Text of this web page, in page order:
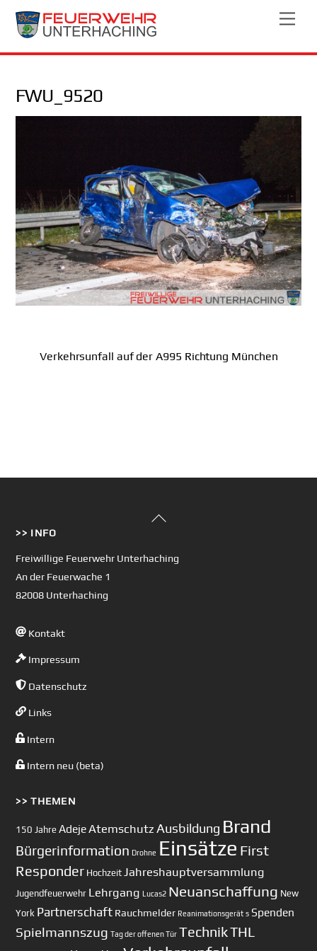
Skip
FWU_9520
Verkehrsunfall auf der A995 Richtung München
Back
>> INFO
Freiwillige Feuerwehr Unterhaching
An der Feuerwache 1
82008 Unterhaching
Kontakt
Impressum
Datenschutz
Links
Intern
Intern neu (beta)
>> THEMEN
150 Jahre AdejeAtemschutz Ausbildung Brand
Bürgerinformation Drohne Einsätze First
Responder Hochzeit Jahreshauptversammlung
Jugendfeuerwehr Lehrgang Lucas2 Neuanschaffung New
York Partnerschaft Rauchmelder Reanimationsgerät s Spenden
Spielmannszug Tag der offenen Tür TechnikTHL